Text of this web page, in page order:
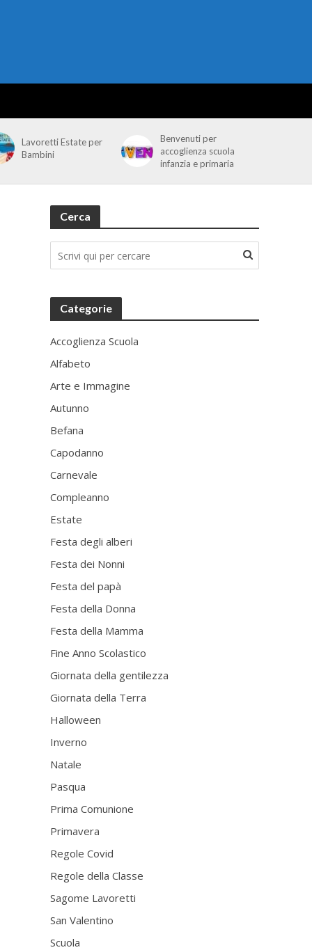
Lavoretti Estate per
Bambini
Benvenuti per
accoglienza scuola
infanzia e primaria
Cerca
Categorie
Accoglienza Scuola
Alfabeto
Arte e Immagine
Autunno
Befana
Capodanno
Carnevale
Compleanno
Estate
Festa degli alberi
Festa dei Nonni
Festa del papà
Festa della Donna
Festa della Mamma
Fine Anno Scolastico
Giornata della gentilezza
Giornata della Terra
Halloween
Inverno
Natale
Pasqua
Prima Comunione
Primavera
Regole Covid
Regole della Classe
Sagome Lavoretti
San Valentino
Scuola